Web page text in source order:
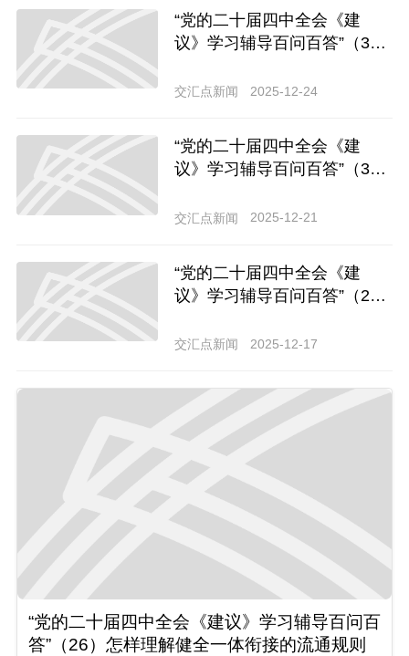
“党的二十届四中全会《建
议》学习辅导百问百答”（3
融、绿色金融、普惠金融、养
交汇点新闻 2025-12-24
“党的二十届四中全会《建
议》学习辅导百问百答”（3
内需主导、消费拉动、内生增
交汇点新闻 2025-12-21
“党的二十届四中全会《建
议》学习辅导百问百答”（2
业单位存量国有资产盘活共
交汇点新闻 2025-12-17
“党的二十届四中全会《建议》学习辅导百问百
答”（26）怎样理解健全一体衔接的流通规则